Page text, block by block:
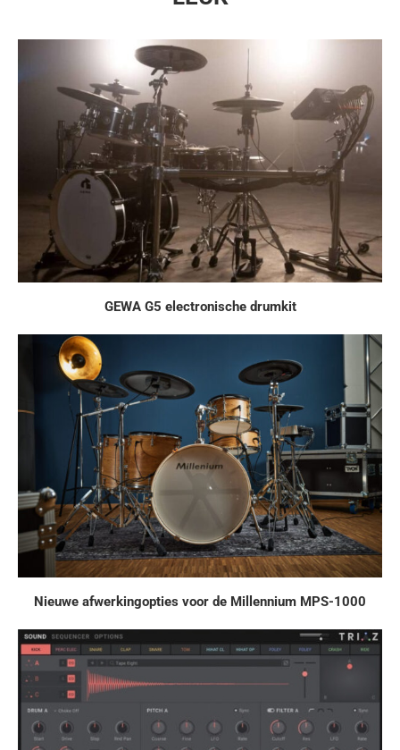
GEWA G5 electronische drumkit
Nieuwe afwerkingopties voor de Millennium MPS-1000